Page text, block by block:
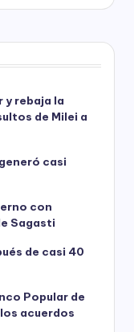
y rebaja la
de Milei a
casi
con
Sagasti
de casi 40
Popular de
acuerdos